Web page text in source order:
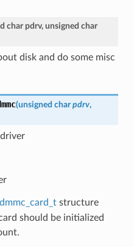
char pdrv, unsigned char
disk and do some misc
(unsigned charpdrv,
structure
should be initialized